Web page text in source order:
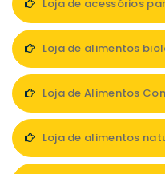
Loja de acessórios
Loja de alimentos
Loja de Alimentos
Loja de alimentos